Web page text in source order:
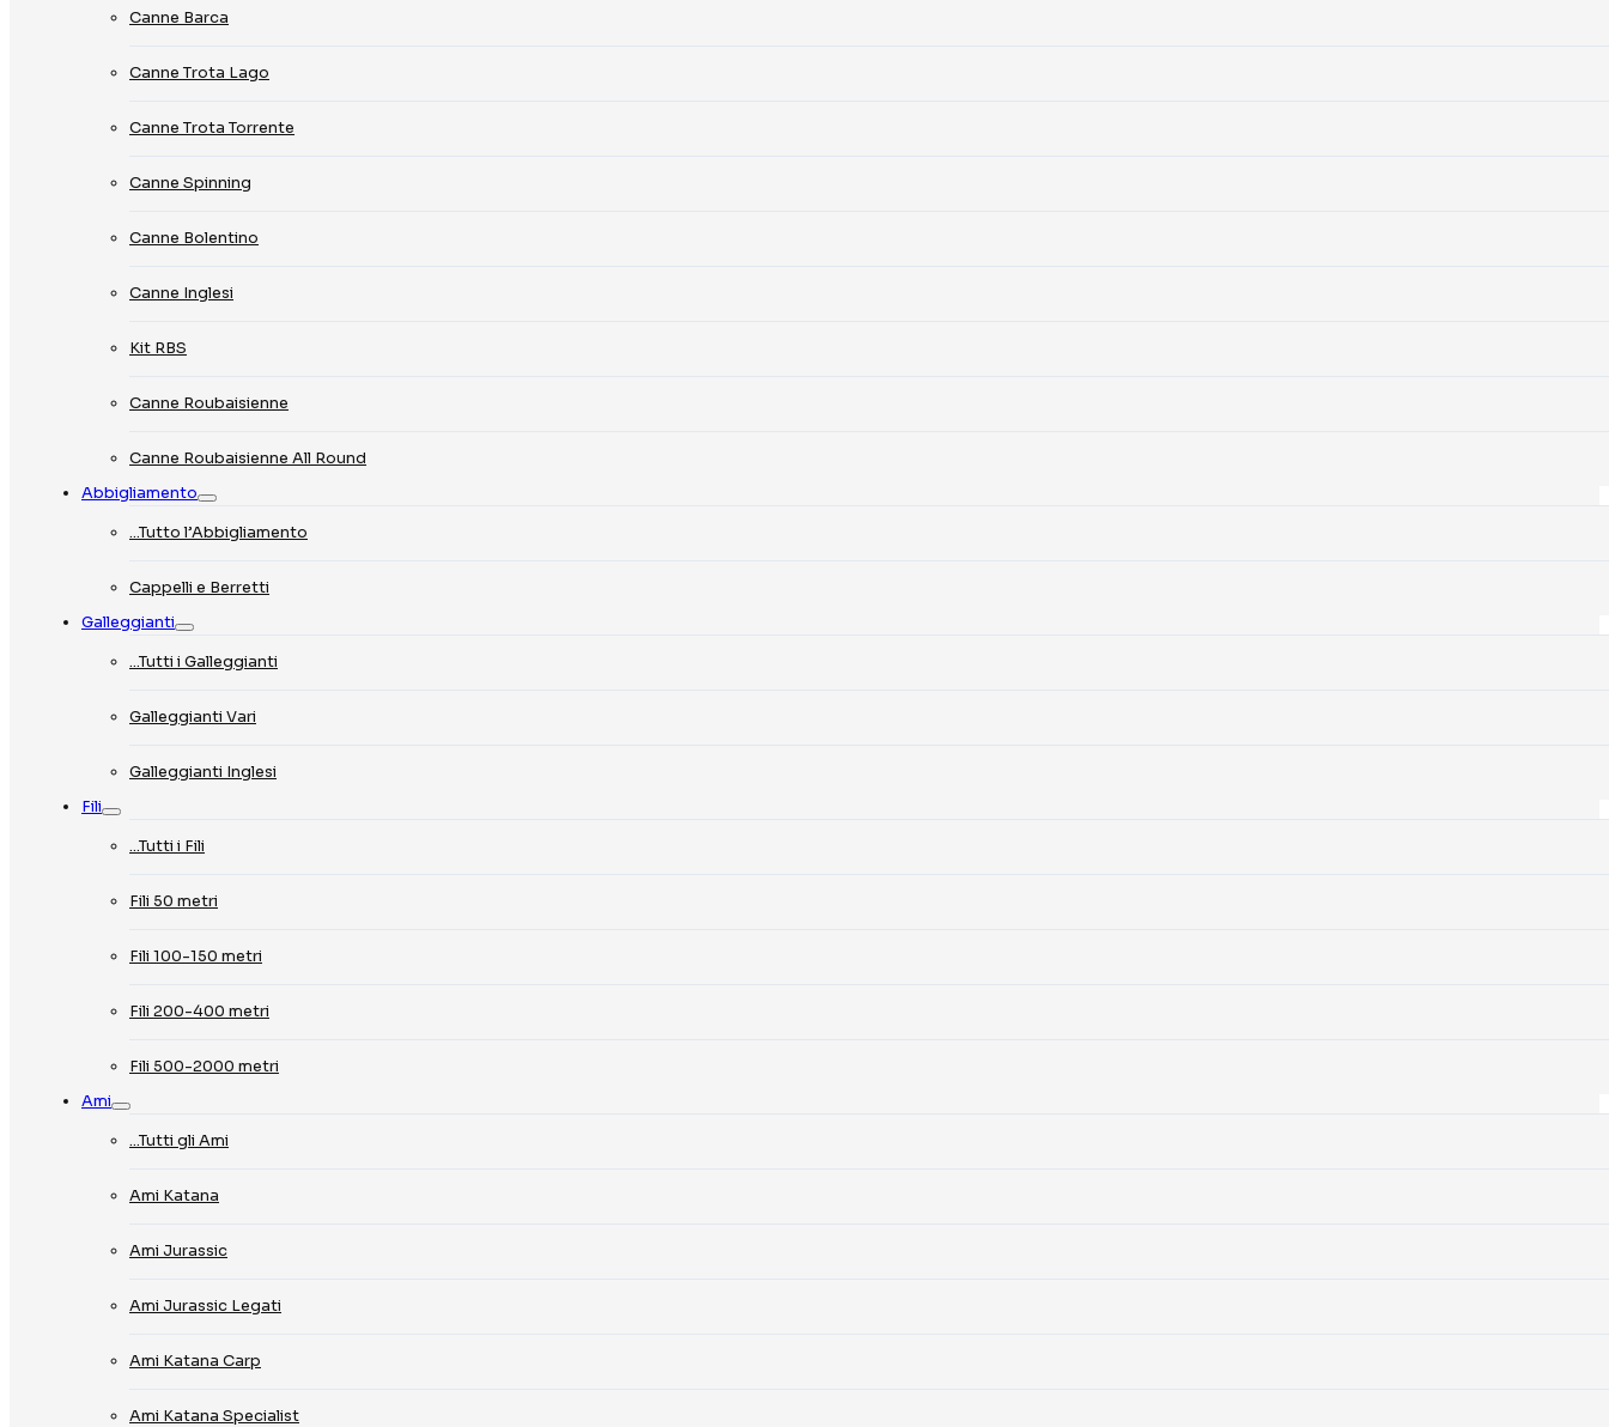
Canne Barca
Canne Trota Lago
Canne Trota Torrente
Canne Spinning
Canne Bolentino
Canne Inglesi
Kit RBS
Canne Roubaisienne
Canne Roubaisienne All Round
Abbigliamento
…Tutto l’Abbigliamento
Cappelli e Berretti
Galleggianti
…Tutti i Galleggianti
Galleggianti Vari
Galleggianti Inglesi
Fili
…Tutti i Fili
Fili 50 metri
Fili 100-150 metri
Fili 200-400 metri
Fili 500-2000 metri
Ami
…Tutti gli Ami
Ami Katana
Ami Jurassic
Ami Jurassic Legati
Ami Katana Carp
Ami Katana Specialist